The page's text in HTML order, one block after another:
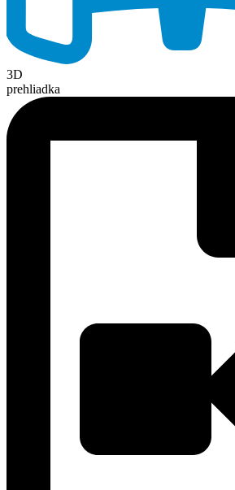
3D
prehliadka